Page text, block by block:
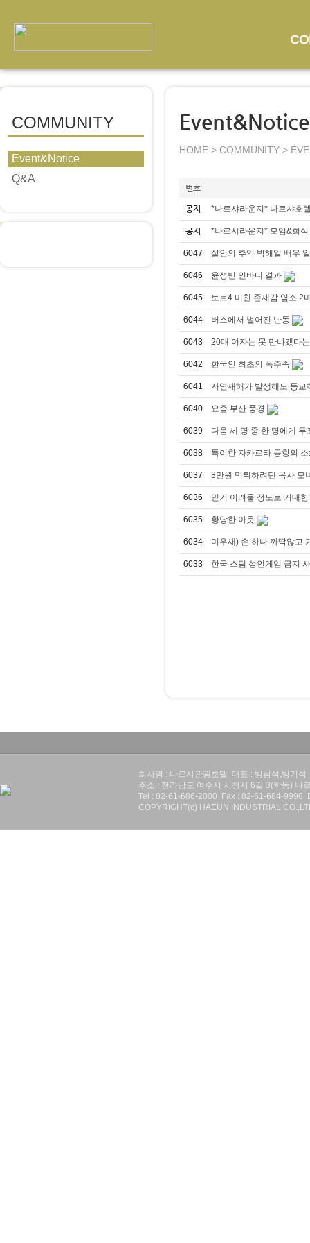
COMMUNITY
Event&Notice
Q&A
Event&Notice
HOME > COMMUNITY >
번호
공지 *나르샤라운지* 나르샤호
공지 *나르샤라운지* 모임&회
6047 살인의 추억 박해일 배우
6046 윤성빈 인바디 결과
6045 토르4 미친 존재감 염소 2
6044 버스에서 벌어진 난동
6043 20대 여자는 못 만나겠다
6042 한국인 최초의 폭주족
6041 자연재해가 발생해도 등교
6040 요즘 부산 풍경
6039 다음 세 명 중 한 명에게 투
6038 특이한 자카르타 공항의
6037 3만원 먹튀하려던 목사 모
6036 믿기 어려울 정도로 거대
6035 황당한 아웃
6034 미우새) 손 하나 까딱않고
6033 한국 스팀 성인게임 금지
회사명 : 나르샤관광호텔 대표 : 방남석,방기
주소 : 전라남도 여수시 시청서 6길 3(학동) 나
Tel : 82-61-686-2000 Fax : 82-61-684-9998
COPYRIGHT(c) HAEUN INDUSTRIAL